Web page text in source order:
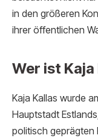
in den größeren
ihrer öffentlichen
Wer ist Kaja
Kaja Kallas wurde
Hauptstadt
politisch geprägten